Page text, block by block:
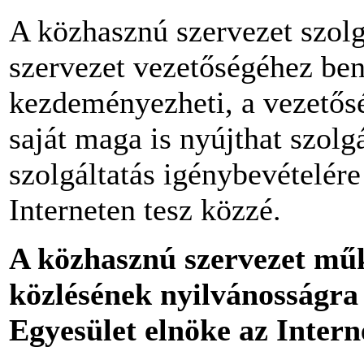
A közhasznú szervezet
szervezet vezetőségéhez
kezdeményezheti, a
saját maga is nyújthat
szolgáltatás
Interneten tesz közzé.
A közhasznú szervezet
közlésének
Egyesület elnöke az